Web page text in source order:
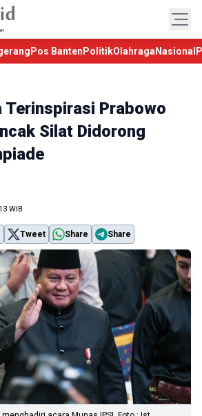
Pos Banten PolitikOlahraga Nasional
Terinspirasi Prabowo
Silat Didorong
WIB
Tweet Share Share